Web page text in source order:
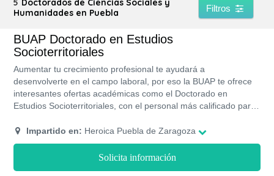
5 Doctorados de Ciencias Sociales y
Humanidades en Puebla
Filtros
BUAP Doctorado en Estudios
Socioterritoriales
Aumentar tu crecimiento profesional te ayudará a
desenvolverte en el campo laboral, por eso la BUAP te ofrece
interesantes ofertas académicas como el Doctorado en
Estudios Socioterritoriales, con el personal más calificado para
con instalaciones que incluyen su propia biblioteca y 4 museos
a la disposición de sus estudiantes, y la garantía de validez
oficial en todos sus programas con la excelencia académica
que los caracteriza.
Impartido en: Heroica Puebla de Zaragoza
Solicita información